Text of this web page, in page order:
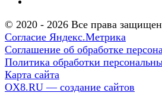
© 2020 - 2026 Все права
Согласие Яндекс.Метрика
Соглашение об обработке
Политика обработки
Карта сайта
OX8.RU — создание сайтов